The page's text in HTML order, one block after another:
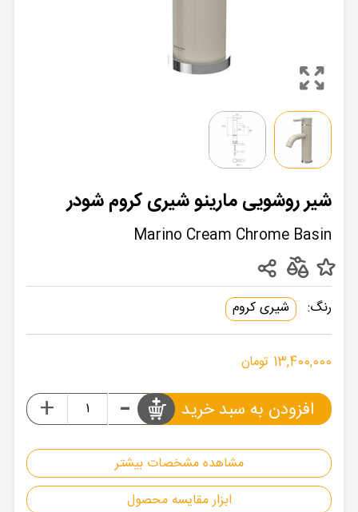
شیر روشویی مارینو شیری کروم شودر
Marino Cream Chrome Basin
مشاهده مشخصات بیشتر
ابزار مقایسه محصول
رنگ: شیری کروم
13,400,000 تومان
-
+ افزودن به سبد خرید